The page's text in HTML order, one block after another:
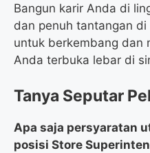
Bangun karir Anda di
dan penuh tantangan
untuk berkembang dan
Anda terbuka lebar di
Tanya Seputar
Apa saja persyaratan
posisi Store